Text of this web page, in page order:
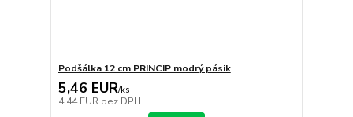
Podšálka 12 cm PRINCIP modrý pásik
5,46 EUR/ks
4,44 EUR bez DPH